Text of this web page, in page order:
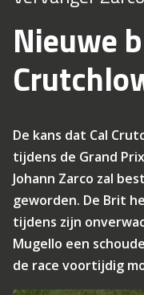
Nieuwe
De kans dat Cal
tijdens de Grand
Johann Zarco zal
geworden. De Brit
tijdens zijn
Mugello een
de race voortijdig